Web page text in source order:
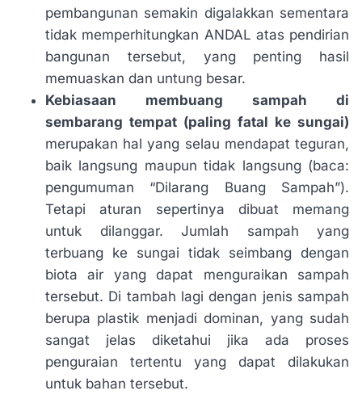
pembangunan semakin digalakkan sementara
tidak memperhitungkan ANDAL atas pendirian
bangunan tersebut, yang penting hasil
memuaskan dan untung besar.
Kebiasaan membuang sampah di
sembarang tempat (paling fatal ke sungai)
merupakan hal yang selau mendapat teguran,
baik langsung maupun tidak langsung (baca:
pengumuman “Dilarang Buang Sampah”).
Tetapi aturan sepertinya dibuat memang
untuk dilanggar. Jumlah sampah yang
terbuang ke sungai tidak seimbang dengan
biota air yang dapat menguraikan sampah
tersebut. Di tambah lagi dengan jenis sampah
berupa plastik menjadi dominan, yang sudah
sangat jelas diketahui jika ada proses
penguraian tertentu yang dapat dilakukan
untuk bahan tersebut.